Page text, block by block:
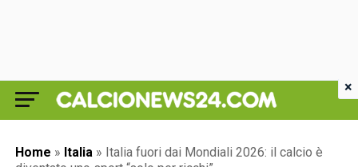
Home » Italia » Italia fuori dai Mondiali 2026: il calcio è
×